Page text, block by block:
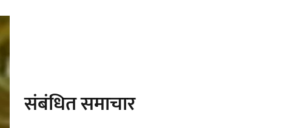
संबंधित समाचार